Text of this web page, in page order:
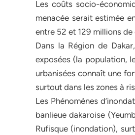
Les coûts socio-
menacée serait estimée
entre 52 et 129 millions
Dans la Région de
exposées (la population,
urbanisées connaît une
surtout dans les zones à
Les Phénomènes
banlieue dakaroise
Rufisque (inondation),